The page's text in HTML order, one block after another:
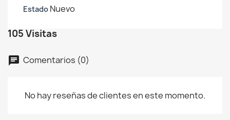
Estado Nuevo
105 Visitas
chat Comentarios (0)
No hay reseñas de clientes en este momento.